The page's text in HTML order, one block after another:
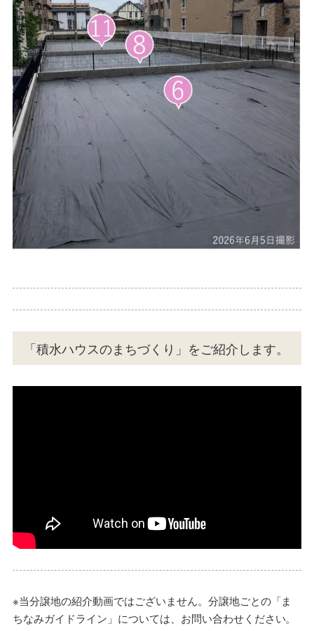
「積水ハウスのまちづくり」をご紹介します。
※当分譲地の紹介動画ではございません。分譲地ごとの「ま
ちなみガイドライン」については、お問い合わせください。